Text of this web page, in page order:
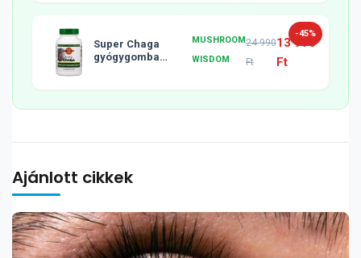
-45%
Super Chaga
gyógygomba
MUSHROOM
WISDOM
24 990
Ft
13 990
Ft
Ajánlott cikkek